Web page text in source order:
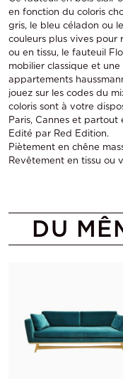
en fonction du coloris
gris, le bleu céladon ou
couleurs plus vives pour
ou en tissu, le fauteuil
mobilier classique et
appartements
jouez sur les codes du
coloris sont à votre
Paris, Cannes et partout
Edité par Red Edition.
Piètement en chêne
Revêtement en tissu ou
DU